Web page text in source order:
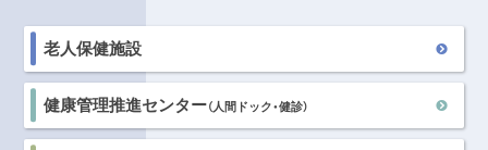
老人保健施設
健康管理推進センター（人間ドック・健診）